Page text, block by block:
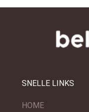
SNELLE LINKS
HOME